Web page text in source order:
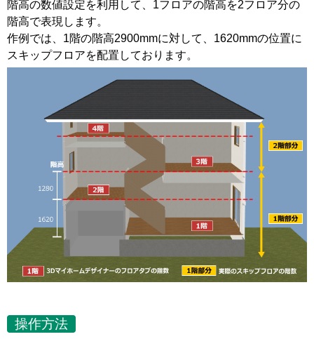
階高の数値設定を利用して、1フロアの階高を2フロア分の
階高で表現します。
作例では、1階の階高2900mmに対して、1620mmの位置に
スキップフロアを配置しております。
操作方法